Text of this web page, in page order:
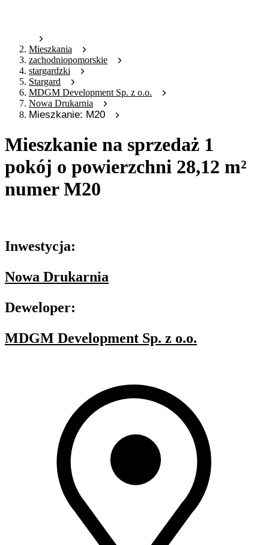
Mieszkania
zachodniopomorskie
stargardzki
Stargard
MDGM Development Sp. z o.o.
Nowa Drukarnia
Mieszkanie: M20
Mieszkanie na sprzedaż 1
pokój o powierzchni 28,12 m²
numer M20
Inwestycja:
Nowa Drukarnia
Deweloper:
MDGM Development Sp. z o.o.